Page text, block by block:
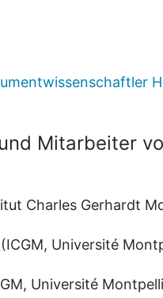
Mitarbeiter
Charles Gerhardt
Université
Université